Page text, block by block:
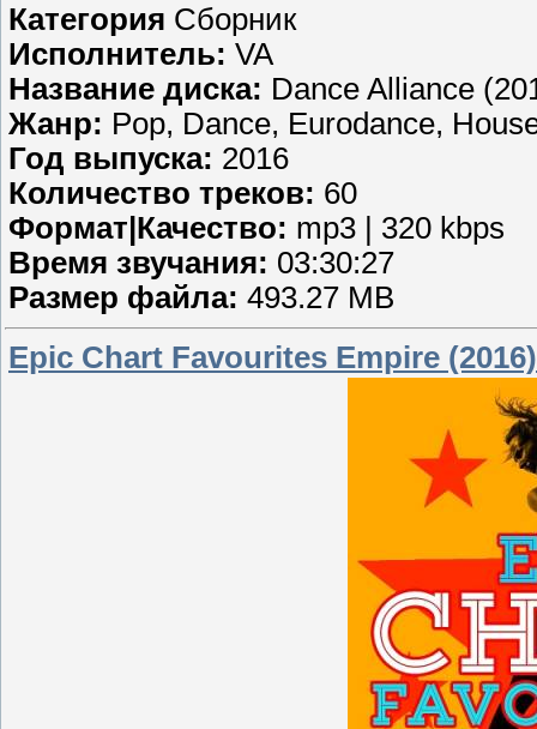
Категория Сборник
Исполнитель: VA
Название диска: Dance Alliance
Жанр: Pop, Dance, Eurodance,
Год выпуска: 2016
Количество треков: 60
Формат|Качество: mp3 | 320 kbps
Время звучания: 03:30:27
Размер файла: 493.27 MB
Epic Chart Favourites Empire (2016)